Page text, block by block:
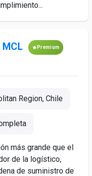
Premium
Region, Chile
más grande que el
de la logístico,
de suministro de